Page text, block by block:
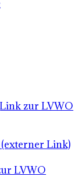
zur LVWO
Link)
LVWO